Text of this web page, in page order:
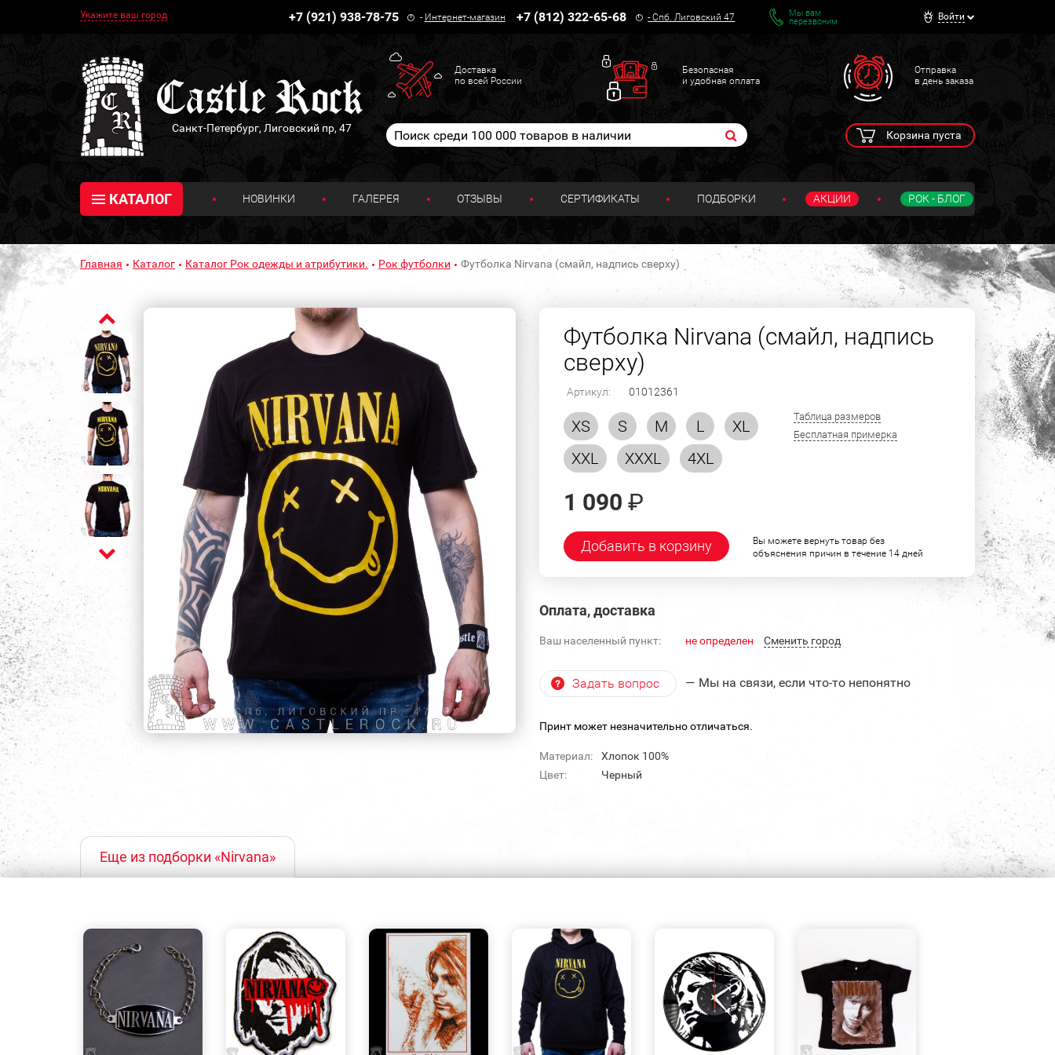
Укажите ваш город +7 (921) 938-78-75 - Интернет-магазин +7 (812) 322-65-68 -Спб. Лиговский 47
Мы вам
перезвоним
Войти
Санкт-Петербург, Лиговский пр, 47
Доставка
по всей России
Безопасная
и удобная оплата
Отправка
в день заказа
Корзина пуста
КАТАЛОГ НОВИНКИ ГАЛЕРЕЯ ОТЗЫВЫ СЕРТИФИКАТЫ ПОДБОРКИ АКЦИИ РОК - БЛОГ
Главная Каталог Каталог Рок одежды и атрибутики. Рок футболки Футболка Nirvana (смайл, надпись сверху)
Футболка Nirvana (смайл, надпись
сверху)
Артикул: 01012361
XS S M L
XL
XXL
XXXL 4XL
Таблица размеров
Бесплатная примерка
1 090 ₽
Добавить в корзину
Вы можете вернуть товар без
объяснения причин в течение 14 дней
Оплата, доставка
Ваш населенный пункт: не определен Cменить город
Задать вопрос — Мы на связи, если что-то непонятно
Принт может незначительно отличаться.
Материал:
Хлопок 100%
Цвет:
Черный
Еще из подборки «Nirvana»